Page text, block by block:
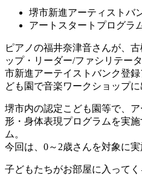
堺市新進アーティストバ
アートスタートプログラ
ピアノの福井奈津音さんが、
ップ・リーダー/ファシリテー
市新進アーテイストバンク登
ども園で音楽ワークショップに
堺市内の認定こども園等で、
形・身体表現プログラムを実
ム。
今回は、0～2歳さんを対象に実
子どもたちがお部屋に入って